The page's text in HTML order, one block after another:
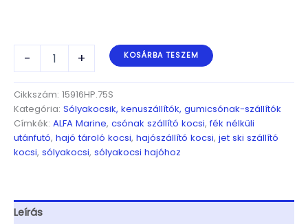
-
egytengelyes,
5,75x1,58m,
750kg,
fék
nélküli,
párnafás,
5,25m
hajóig
+ KOSÁRBA TESZEM
Cikkszám: 15916HP.75S
Kategória: Sólyakocsik, kenuszállítók, gumicsónak-szállítók
Címkék: ALFA Marine, csónak szállító kocsi,fék nélküli
utánfutó, hajó tároló kocsi, hajószállító kocsi, jet ski szállító
kocsi, sólyakocsi, sólyakocsi hajóhoz
Leírás